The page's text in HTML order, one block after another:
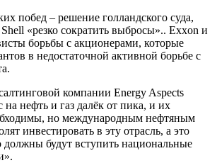
побед – решение голландского суда,
«резко сократить выбросы».. Exxon и
борьбы с акционерами, которые
в недостаточной активной борьбе с
компании Energy Aspects
на нефть и газ далёк от пика, и их
но международным нефтяным
инвестировать в эту отрасль, а это
должны будут вступить национальные